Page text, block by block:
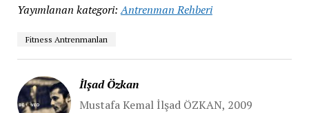
Yayımlanan kategori: Antrenman Rehberi
Fitness Antrenmanları
İlşad Özkan
Mustafa Kemal İlşad ÖZKAN, 2009